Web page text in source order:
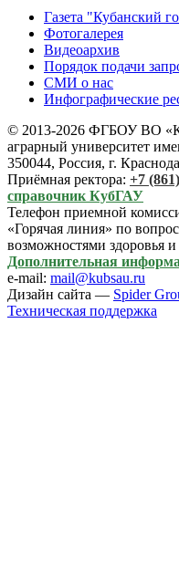
Газета "Кубанский
Фотогалерея
Видеоархив
Порядок подачи
СМИ о нас
Инфографические
© 2013-2026 ФГБОУ ВО
аграрный университет
350044, Россия, г.
Приёмная ректора: +7
справочник КубГАУ
Телефон приемной
«Горячая линия» по
возможностями здоровья
Дополнительная
e-mail: mail@kubsau.ru
Дизайн сайта — Spider
Техническая поддержка